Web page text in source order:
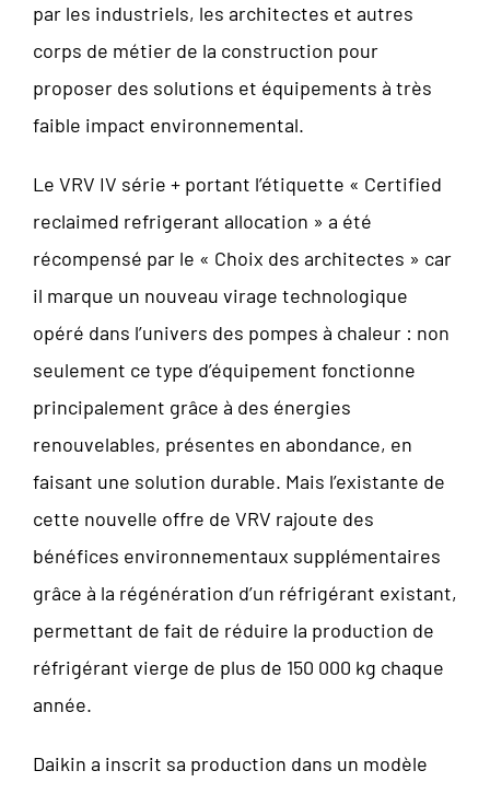
par les industriels, les architectes et autres
corps de métier de la construction pour
proposer des solutions et équipements à très
faible impact environnemental.
Le VRV IV série + portant l’étiquette « Certified
reclaimed refrigerant allocation » a été
récompensé par le « Choix des architectes » car
il marque un nouveau virage technologique
opéré dans l’univers des pompes à chaleur : non
seulement ce type d’équipement fonctionne
principalement grâce à des énergies
renouvelables, présentes en abondance, en
faisant une solution durable. Mais l’existante de
cette nouvelle offre de VRV rajoute des
bénéfices environnementaux supplémentaires
grâce à la régénération d’un réfrigérant existant,
permettant de fait de réduire la production de
réfrigérant vierge de plus de 150 000 kg chaque
année.
Daikin a inscrit sa production dans un modèle